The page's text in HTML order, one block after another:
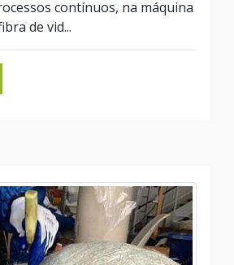
contínuos, na máquina
de vid...